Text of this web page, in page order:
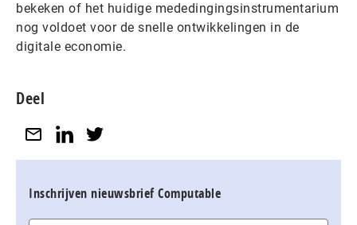
bekeken of het huidige mededingingsinstrumentarium
nog voldoet voor de snelle ontwikkelingen in de
digitale economie.
Deel
Inschrijven nieuwsbrief Computable